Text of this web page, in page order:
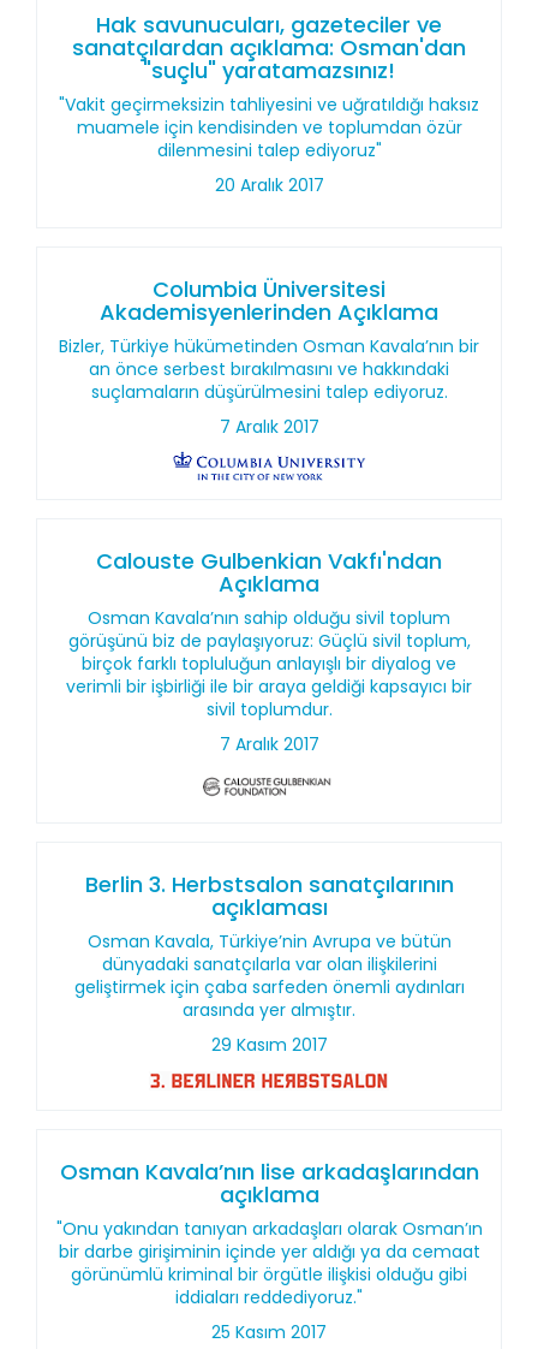
Hak savunucuları, gazeteciler ve
sanatçılardan açıklama: Osman'dan
"suçlu" yaratamazsınız!
"Vakit geçirmeksizin tahliyesini ve uğratıldığı haksız
muamele için kendisinden ve toplumdan özür
dilenmesini talep ediyoruz"
20 Aralık 2017
Columbia Üniversitesi
Akademisyenlerinden Açıklama
Bizler, Türkiye hükümetinden Osman Kavala’nın bir
an önce serbest bırakılmasını ve hakkındaki
suçlamaların düşürülmesini talep ediyoruz.
7 Aralık 2017
Calouste Gulbenkian Vakfı'ndan
Açıklama
Osman Kavala’nın sahip olduğu sivil toplum
görüşünü biz de paylaşıyoruz: Güçlü sivil toplum,
birçok farklı topluluğun anlayışlı bir diyalog ve
verimli bir işbirliği ile bir araya geldiği kapsayıcı bir
sivil toplumdur.
7 Aralık 2017
Berlin 3. Herbstsalon sanatçılarının
açıklaması
Osman Kavala, Türkiye’nin Avrupa ve bütün
dünyadaki sanatçılarla var olan ilişkilerini
geliştirmek için çaba sarfeden önemli aydınları
arasında yer almıştır.
29 Kasım 2017
Osman Kavala’nın lise arkadaşlarından
açıklama
"Onu yakından tanıyan arkadaşları olarak Osman’ın
bir darbe girişiminin içinde yer aldığı ya da cemaat
görünümlü kriminal bir örgütle ilişkisi olduğu gibi
iddiaları reddediyoruz."
25 Kasım 2017